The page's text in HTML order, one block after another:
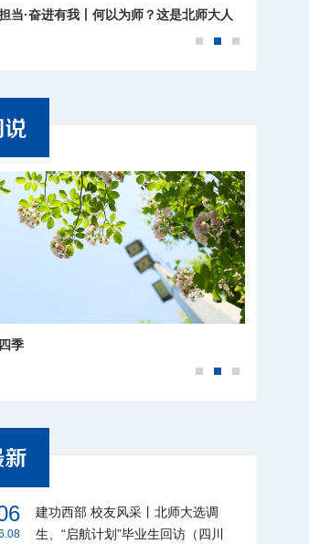
当·奋进有我丨何以为师？这是北师大人
季
建功西部 校友风采丨北师大选调
生、“启航计划”毕业生回访（四川